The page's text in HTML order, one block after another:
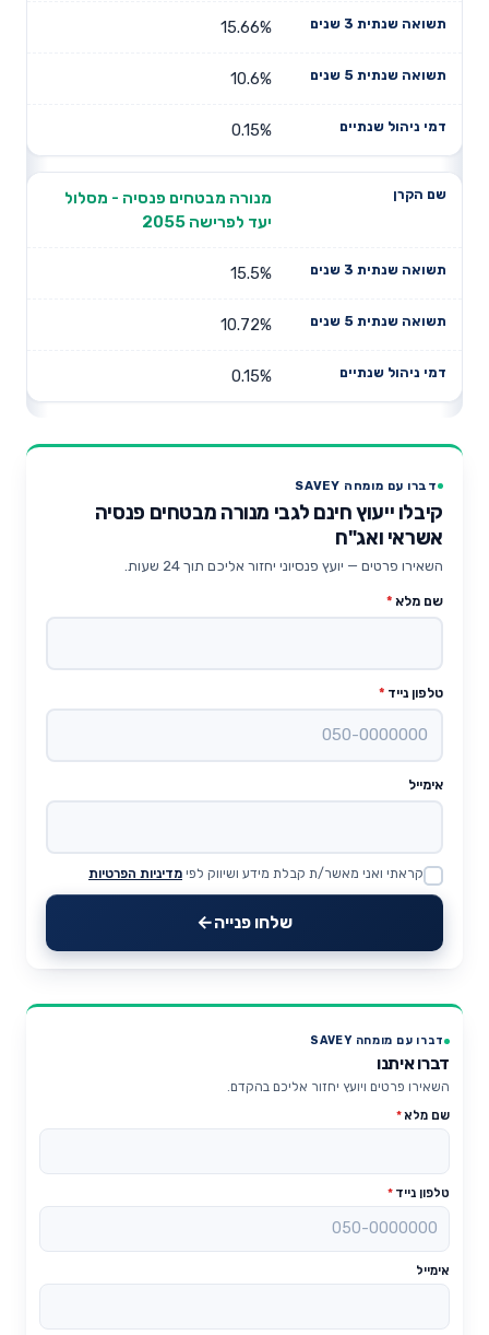
15.66%
10.6%
0.15%
מנורה מבטחים פנסיה - מסלול
יעד לפרישה 2055
15.5%
10.72%
0.15%
דברו עם מומחה SAVEY
קיבלו ייעוץ חינם לגבי מנורה מבטחים פנסיה
אשראי ואג"ח
השאירו פרטים — יועץ פנסיוני יחזור אליכם תוך 24 שעות.
שם מלא *
טלפון נייד *
אימייל
Website
קראתי ואני מאשר/ת קבלת מידע ושיווק לפי מדיניות הפרטיות
שלחו פנייה
דברו עם מומחה SAVEY
דברו איתנו
השאירו פרטים ויועץ יחזור אליכם בהקדם.
שם מלא*
טלפון נייד *
אימייל